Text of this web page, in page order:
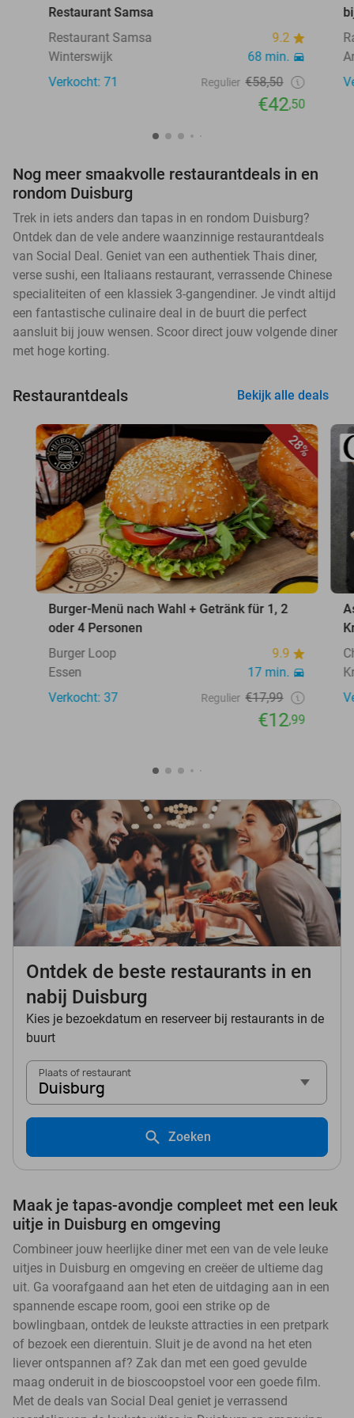
Restaurant Samsa
Restaurant Samsa
9.2
Winterswijk
68 min.
Verkocht: 71
Regulier €58,50
€42,50
Nog meer smaakvolle restaurantdeals in en
rondom Duisburg
Trek in iets anders dan tapas in en rondom Duisburg?
Ontdek dan de vele andere waanzinnige restaurantdeals
van Social Deal. Geniet van een authentiek Thais diner,
verse sushi, een Italiaans restaurant, verrassende Chinese
specialiteiten of een klassiek 3-gangendiner. Je vindt altijd
een fantastische culinaire deal in de buurt die perfect
aansluit bij jouw wensen. Scoor direct jouw volgende diner
met hoge korting.
Restaurantdeals Bekijk alle deals
28%
Burger-Menü nach Wahl + Getränk für 1, 2
oder 4 Personen
Burger Loop
9.9
Essen
17 min.
Verkocht: 37
Regulier €17,99
€12,99
Ontdek de beste restaurants in en
nabij Duisburg
Kies je bezoekdatum en reserveer bij restaurants in de
buurt
Plaats of restaurant
Duisburg
Zoeken
Maak je tapas-avondje compleet met een leuk
uitje in Duisburg en omgeving
Combineer jouw heerlijke diner met een van de vele leuke
uitjes in Duisburg en omgeving en creëer de ultieme dag
uit. Ga voorafgaand aan het eten de uitdaging aan in een
spannende escape room, gooi een strike op de
bowlingbaan, ontdek de leukste attracties in een pretpark
of bezoek een dierentuin. Sluit je de avond na het eten
liever ontspannen af? Zak dan met een goed gevulde
maag onderuit in de bioscoopstoel voor een goede film.
Met de deals van Social Deal geniet je verrassend